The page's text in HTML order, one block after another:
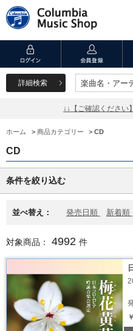
詳細検索 楽曲名・アー
楽曲名・アー
↓↓【ご確認ください
ホーム > 商品カテゴリー > CD
CD
条件を絞り込む
並べ替え： 発売日順 新着順
対象商品： 4992 件